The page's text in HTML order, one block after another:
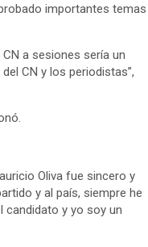
importantes temas
a sesiones sería un
CN y los periodistas”,
Oliva fue sincero y
y al país, siempre he
candidato y yo soy un